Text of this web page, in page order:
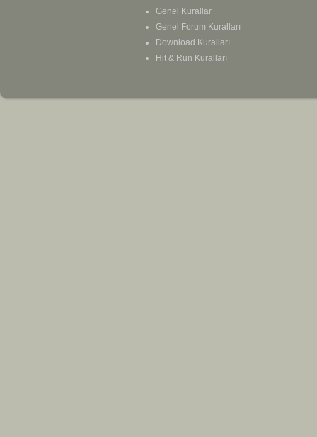
Genel Kurallar
Genel Forum Kuralları
Download Kuralları
Hit & Run Kuralları